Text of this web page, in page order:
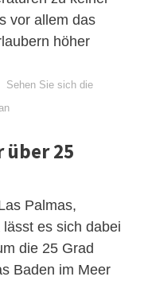
vor allem das
höher
Sehen Sie sich die
über 25
Palmas,
es sich dabei
die 25 Grad
Baden im Meer